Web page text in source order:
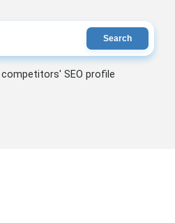
Search
SEO profile